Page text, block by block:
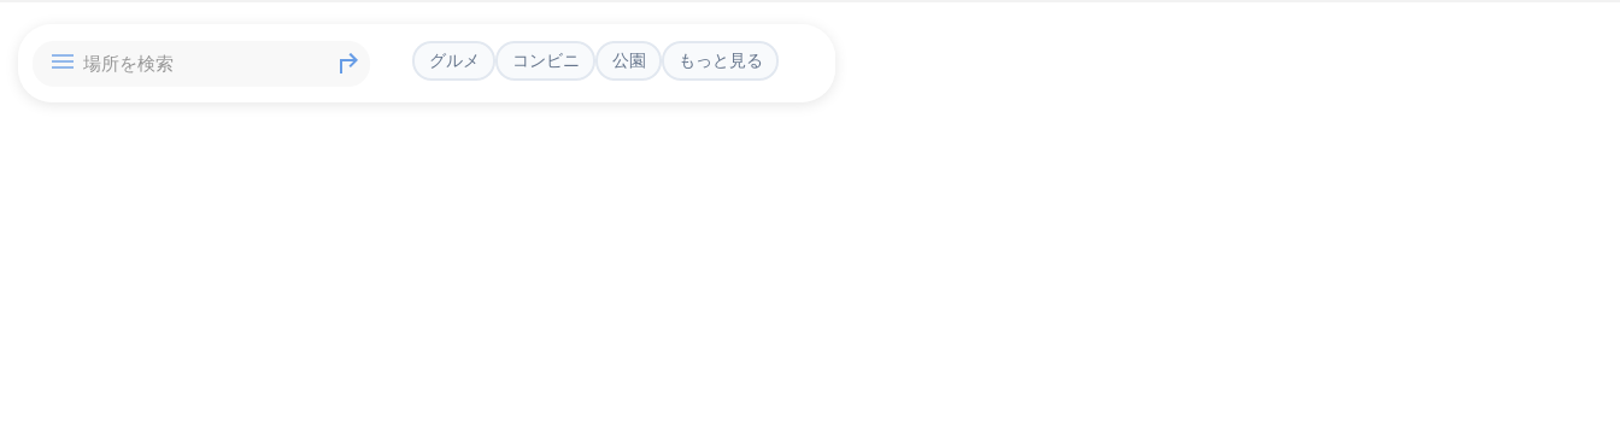
グルメ コンビニ 公園 もっと見る